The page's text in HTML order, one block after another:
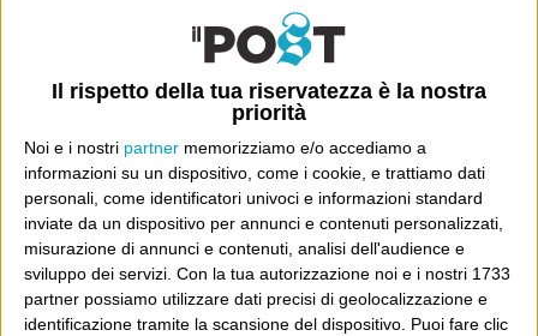
Il rispetto della tua riservatezza è la nostra
priorità
Noi e i nostri partner memorizziamo e/o accediamo a
informazioni su un dispositivo, come i cookie, e trattiamo dati
personali, come identificatori univoci e informazioni standard
inviate da un dispositivo per annunci e contenuti personalizzati,
misurazione di annunci e contenuti, analisi dell'audience e
sviluppo dei servizi. Con la tua autorizzazione noi e i nostri 1733
partner possiamo utilizzare dati precisi di geolocalizzazione e
identificazione tramite la scansione del dispositivo. Puoi fare clic
Luca Sofri Wittgenstein doonesbury
POST PRECEDENTE
Meteor girl
POST SUCCESSIVO
Soddisfatti e rimborsati